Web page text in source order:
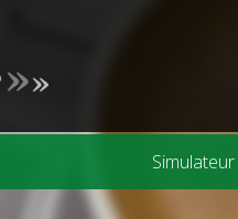
Simulateur